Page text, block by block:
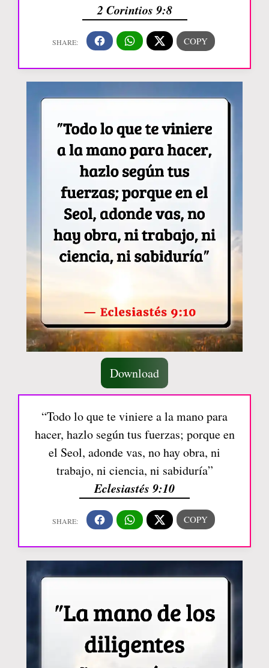
2 Corintios 9:8
Download
“Todo lo que te viniere a la mano para
hacer, hazlo según tus fuerzas; porque en
el Seol, adonde vas, no hay obra, ni
trabajo, ni ciencia, ni sabiduría”
Eclesiastés 9:10